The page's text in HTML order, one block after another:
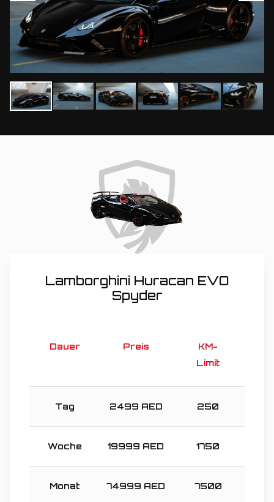
Lamborghini Huracan EVO
Spyder
Dauer Preis
KM-
Limit
Tag 2499 AED 250
Woche 19999 AED 1750
Monat 74999 AED 7500